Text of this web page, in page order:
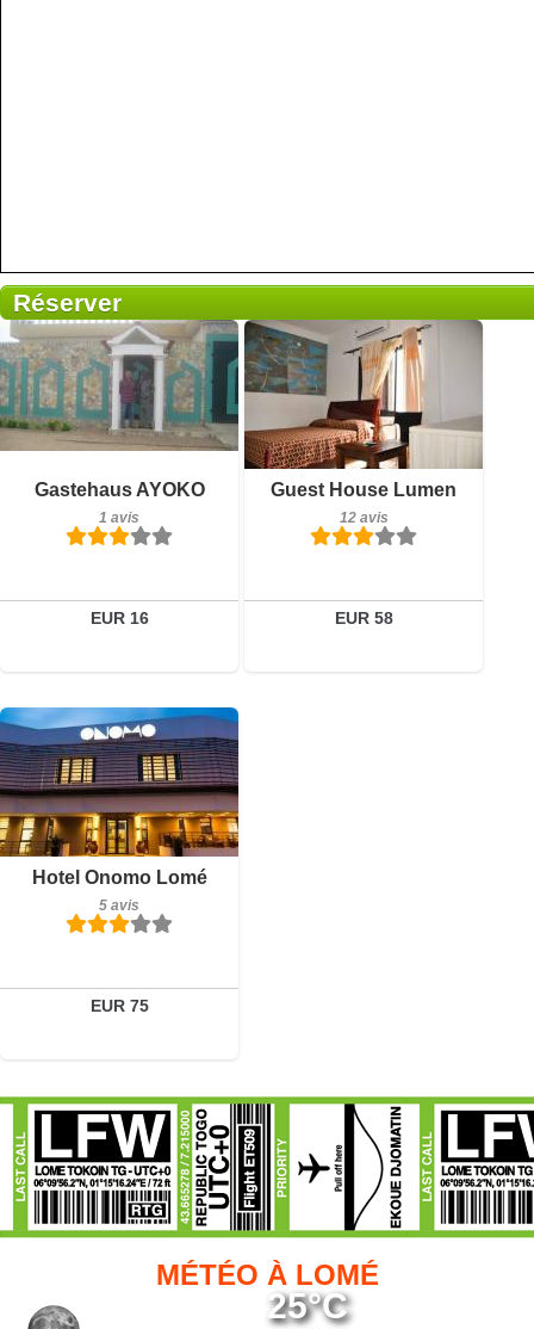
Réserver
Gastehaus AYOKO
1 avis
EUR 16
1 avis
Détails
Réserver
Guest House Lumen
12 avis
EUR 58
12 avis
Détails
Réserver
Hotel Onomo Lomé
5 avis
EUR 75
Réserver
MÉTÉO À LOMÉ
25°C